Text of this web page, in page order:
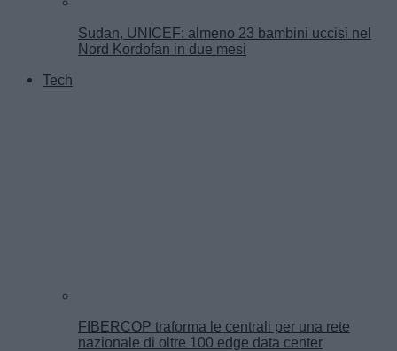
Sudan, UNICEF: almeno 23 bambini uccisi nel
Nord Kordofan in due mesi
Tech
FIBERCOP traforma le centrali per una rete
nazionale di oltre 100 edge data center